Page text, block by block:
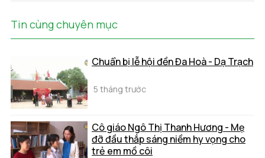
Tin cùng chuyên mục
Chuẩn bị lễ hội đền Đa Hoà - Dạ Trạch
5 tháng trước
Cô giáo Ngô Thị Thanh Hương - Mẹ
đỡ đầu thắp sáng niềm hy vọng cho
trẻ em mồ côi